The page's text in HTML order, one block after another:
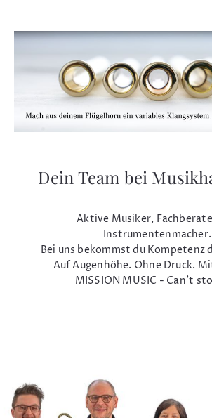
Dein Team bei
Aktive Musiker,
Instrumentenmacher.
Bei uns bekommst du Kompetenz
Auf Augenhöhe. Ohne Druck.
MISSION MUSIC - Can't